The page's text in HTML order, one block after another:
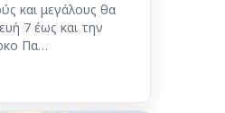
και μεγάλους θα
7 έως και την
Πα…